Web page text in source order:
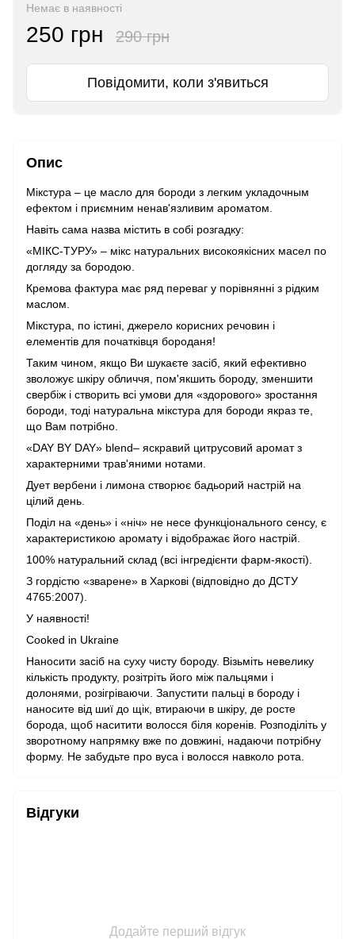
Немає в наявності
250 грн 290 грн
Повідомити, коли з'явиться
Опис
Мікстура – це масло для бороди з легким укладочным
ефектом і приємним ненав'язливим ароматом.
Навіть сама назва містить в собі розгадку:
«МІКС-ТУРУ» – мікс натуральних високоякісних масел по
догляду за бородою.
Кремова фактура має ряд переваг у порівнянні з рідким
маслом.
Мікстура, по істині, джерело корисних речовин і
елементів для початківця бороданя!
Таким чином, якщо Ви шукаєте засіб, який ефективно
зволожує шкіру обличчя, пом'якшить бороду, зменшити
свербіж і створить всі умови для «здорового» зростання
бороди, тоді натуральна мікстура для бороди якраз те,
що Вам потрібно.
«DAY BY DAY» blend– яскравий цитрусовий аромат з
характерними трав'яними нотами.
Дует вербени і лимона створює бадьорий настрій на
цілий день.
Поділ на «день» і «ніч» не несе функціонального сенсу, є
характеристикою аромату і відображає його настрій.
100% натуральний склад (всі інгредієнти фарм-якості).
З гордістю «зварене» в Харкові (відповідно до ДСТУ
4765:2007).
У наявності!
Cooked in Ukraine
Наносити засіб на суху чисту бороду. Візьміть невелику
кількість продукту, розітріть його між пальцями і
долонями, розігріваючи. Запустити пальці в бороду і
наносите від шиї до щік, втираючи в шкіру, де росте
борода, щоб наситити волосся біля коренів. Розподіліть у
зворотному напрямку вже по довжині, надаючи потрібну
форму. Не забудьте про вуса і волосся навколо рота.
Відгуки
Додайте перший відгук